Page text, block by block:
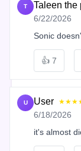
T Taleen the
6/22/2026
Sonic
👍 7
U User
6/18/2026
it's almost